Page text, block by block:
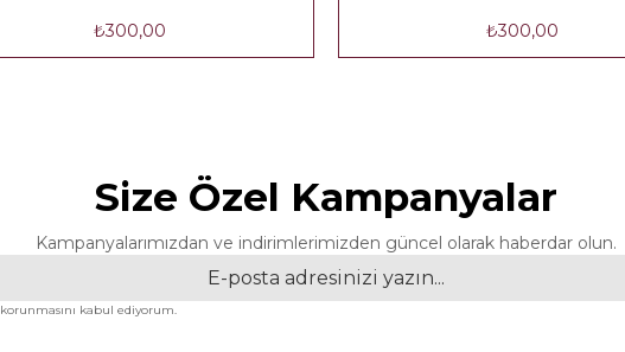
₺300,00 ₺300,00
Size Özel Kampanyalar
Kampanyalarımızdan ve indirimlerimizden güncel olarak haberdar olun.
korunmasını kabul ediyorum.